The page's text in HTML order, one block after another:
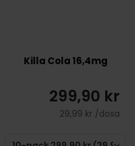
Killa Cola 16,4mg
299,90 kr
29,99 kr /dosa